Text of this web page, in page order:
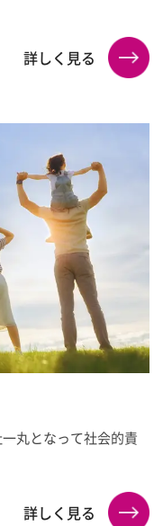
詳しく見る
丸となって社会的責
詳しく見る